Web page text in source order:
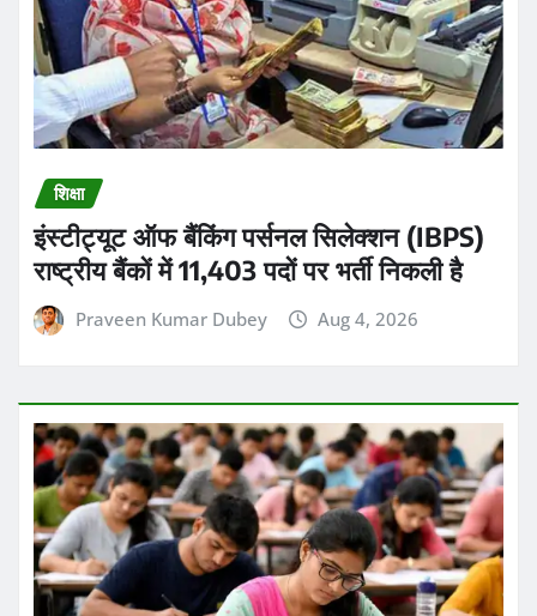
शिक्षा
इंस्टीट्यूट ऑफ बैंकिंग पर्सनल सिलेक्शन (IBPS)
राष्ट्रीय बैंकों में 11,403 पदों पर भर्ती निकली है
Praveen Kumar Dubey Aug 4, 2026